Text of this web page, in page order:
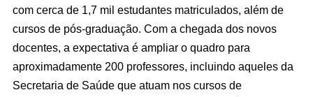
com cerca de 1,7 mil estudantes matriculados, além de
cursos de pós-graduação. Com a chegada dos novos
docentes, a expectativa é ampliar o quadro para
aproximadamente 200 professores, incluindo aqueles da
Secretaria de Saúde que atuam nos cursos de